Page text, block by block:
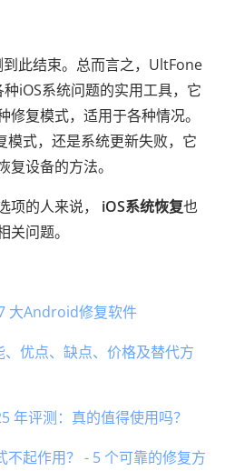
此结束。总而言之，UltFone
iOS系统问题的实用工具，它
复模式，适用于各种情况。
式，还是系统更新失败，它
设备的方法。
项的人来说， iOS系统恢复也
问题。
大Android修复软件
优点、缺点、价格及替代方
评测：真的值得使用吗？
起作用？ - 5 个可靠的修复方